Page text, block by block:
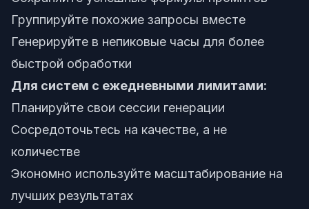
Группируйте похожие запросы вместе
Генерируйте в непиковые часы для более
быстрой обработки
Для систем с ежедневными лимитами:
Планируйте свои сессии генерации
Сосредоточьтесь на качестве, а не
количестве
Экономно используйте масштабирование на
лучших результатах